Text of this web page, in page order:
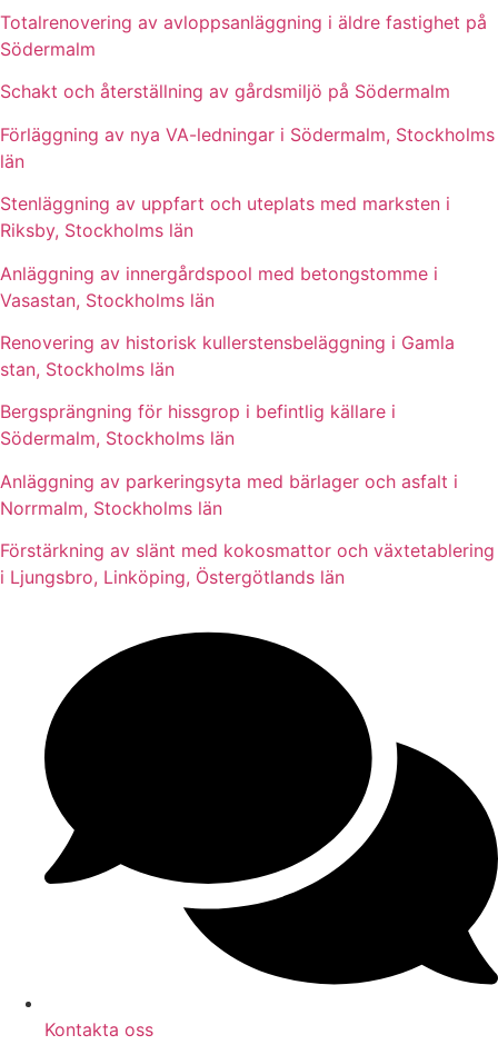
Totalrenovering av avloppsanläggning i äldre fastighet på
Södermalm
Schakt och återställning av gårdsmiljö på Södermalm
Förläggning av nya VA-ledningar i Södermalm, Stockholms
län
Stenläggning av uppfart och uteplats med marksten i
Riksby, Stockholms län
Anläggning av innergårdspool med betongstomme i
Vasastan, Stockholms län
Renovering av historisk kullerstensbeläggning i Gamla
stan, Stockholms län
Bergsprängning för hissgrop i befintlig källare i
Södermalm, Stockholms län
Anläggning av parkeringsyta med bärlager och asfalt i
Norrmalm, Stockholms län
Förstärkning av slänt med kokosmattor och växtetablering
i Ljungsbro, Linköping, Östergötlands län
Kontakta oss